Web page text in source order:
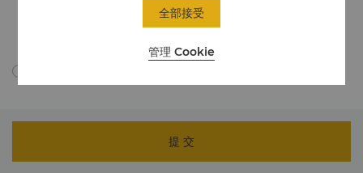
如需详细了解，我们如何处理您的个人数据，请点击此处查看我们的
提 交
管理 Cookie
全部接受